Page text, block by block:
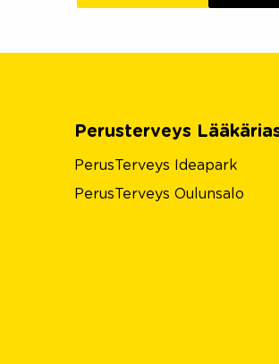
Perusterveys
PerusTerveys Ideapark
PerusTerveys Oulunsalo